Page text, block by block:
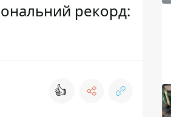
рекорд:
👍